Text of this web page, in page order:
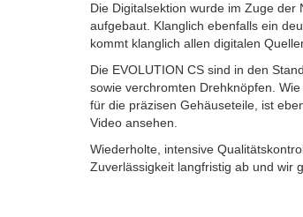
Die Digitalsektion wurde im Zuge
aufgebaut. Klanglich ebenfalls ein
kommt klanglich allen digitalen
Die EVOLUTION CS sind in den
sowie verchromten Drehknöpfen.
für die präzisen Gehäuseteile, ist
Video ansehen.
Wiederholte, intensive
Zuverlässigkeit langfristig ab und wir